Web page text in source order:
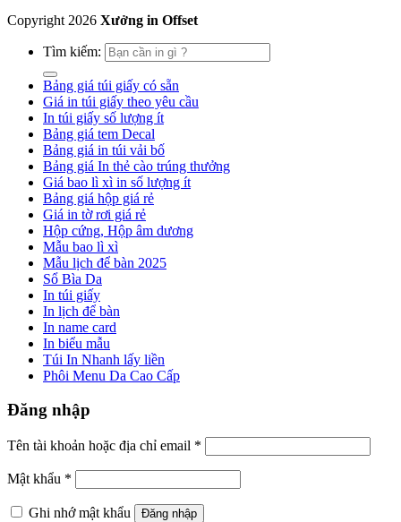
Copyright 2026 Xưởng in Offset
Tìm kiếm:
Bảng giá túi giấy có sẵn
Giá in túi giấy theo yêu cầu
In túi giấy số lượng ít
Bảng giá tem Decal
Bảng giá in túi vải bố
Bảng giá In thẻ cào trúng thưởng
Giá bao lì xì in số lượng ít
Bảng giá hộp giá rẻ
Giá in tờ rơi giá rẻ
Hộp cứng, Hộp âm dương
Mẫu bao lì xì
Mẫu lịch để bàn 2025
Sổ Bìa Da
In túi giấy
In lịch để bàn
In name card
In biểu mẫu
Túi In Nhanh lấy liền
Phôi Menu Da Cao Cấp
Đăng nhập
Tên tài khoản hoặc địa chỉ email *
Mật khẩu *
Ghi nhớ mật khẩu Đăng nhập